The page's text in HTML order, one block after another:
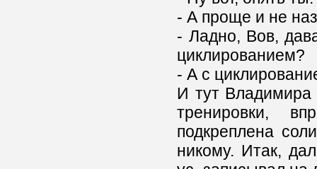
- А проще и не
- Ладно, Вов,
циклированием?
- А с
И тут Владимира
тренировки,
подкреплена
никому. Итак,